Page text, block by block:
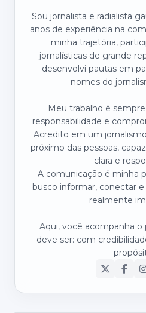
Sou jornalista e radialista
anos de experiência na
minha trajetória,
jornalísticas de grande
desenvolvi pautas em
nomes do
Meu trabalho é
responsabilidade e
Acredito em um
próximo das pessoas,
clara e
A comunicação é minha
busco informar, conectar
realmente
Aqui, você acompanha
deve ser: com